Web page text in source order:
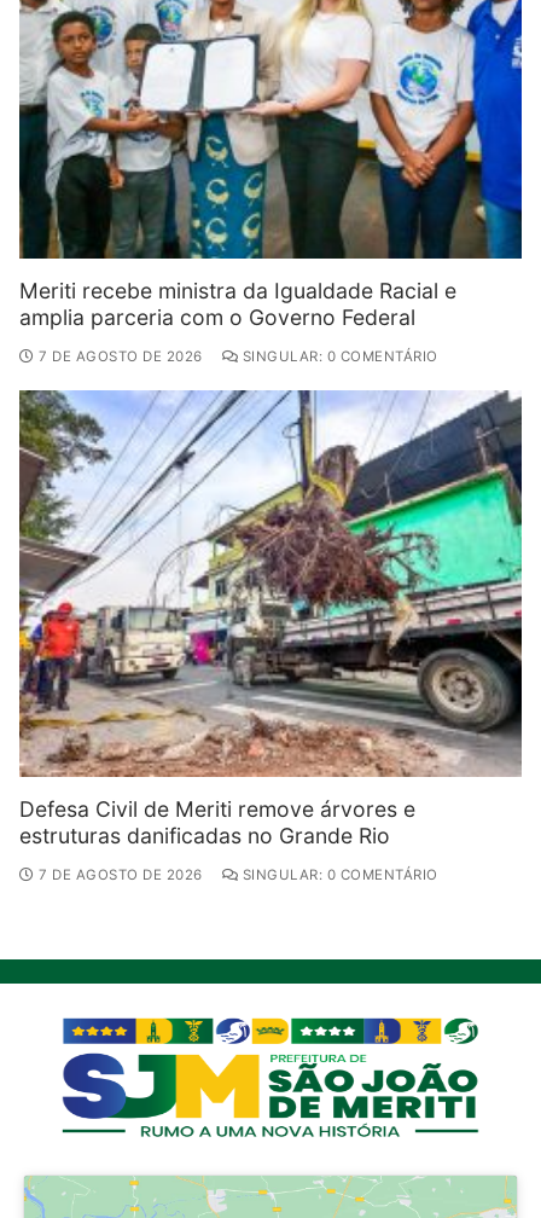
Meriti recebe ministra da Igualdade Racial e
amplia parceria com o Governo Federal
7 DE AGOSTO DE 2026 SINGULAR: 0 COMENTÁRIO
Defesa Civil de Meriti remove árvores e
estruturas danificadas no Grande Rio
7 DE AGOSTO DE 2026 SINGULAR: 0 COMENTÁRIO